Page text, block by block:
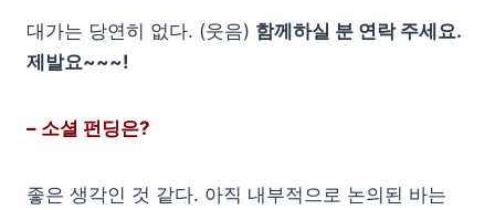
대가는 당연히 없다. (웃음) 함께하실 분 연락 주세요.
제발요~~~!
– 소셜 펀딩은?
좋은 생각인 것 같다. 아직 내부적으로 논의된 바는